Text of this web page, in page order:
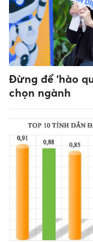
Đừng để 'hào
chọn ngành